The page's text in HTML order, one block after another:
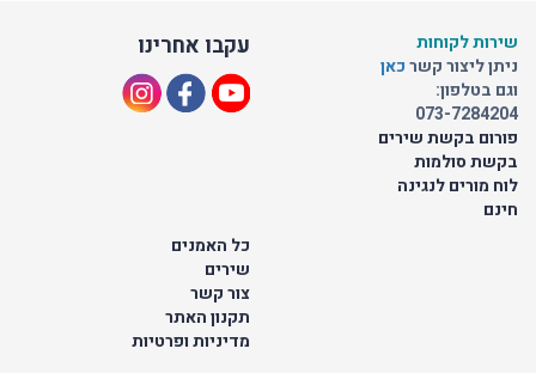
עקבו אחרינו
שירות לקוחות
ניתן ליצור קשרכאן
וגם בטלפון:
073-7284204
פורום בקשת שירים
בקשת סולמות
לוח מורים לנגינה
חינם
כל האמנים
שירים
צור קשר
תקנון האתר
מדיניות ופרטיות